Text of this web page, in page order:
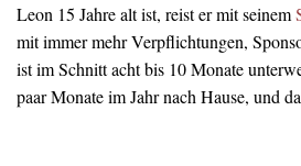
Leon 15 Jahre alt ist, reist er mit seinem
mit immer mehr Verpflichtungen,
ist im Schnitt acht bis 10 Monate
paar Monate im Jahr nach Hause, und